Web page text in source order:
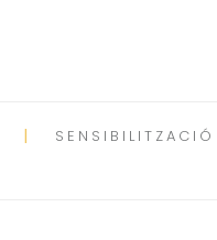
SENSIBILITZACIÓ